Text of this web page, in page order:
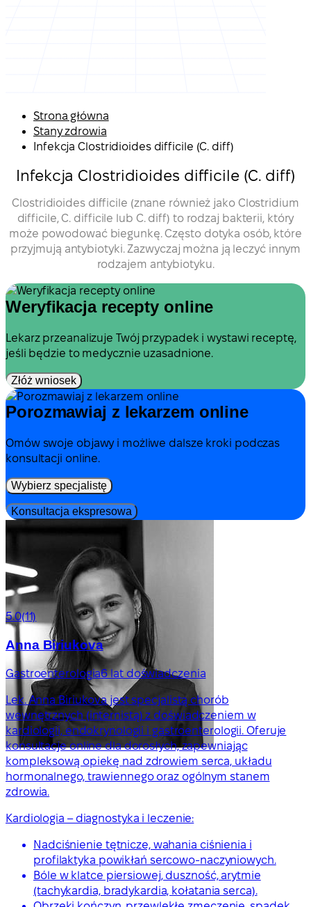
Strona główna
Stany zdrowia
Infekcja Clostridioides difficile (C. diff)
Infekcja Clostridioides difficile (C. diff)
Clostridioides difficile (znane również jako Clostridium
difficile, C. difficile lub C. diff) to rodzaj bakterii, który
może powodować biegunkę. Często dotyka osób, które
przyjmują antybiotyki. Zazwyczaj można ją leczyć innym
rodzajem antybiotyku.
Weryfikacja recepty online
Lekarz przeanalizuje Twój przypadek i wystawi receptę,
jeśli będzie to medycznie uzasadnione.
Złóż wniosek
Porozmawiaj z lekarzem online
Omów swoje objawy i możliwe dalsze kroki podczas
konsultacji online.
Wybierz specjalistę
Konsultacja ekspresowa
5.0(11)
Anna Biriukova
Gastroenterologia6 lat doświadczenia
Lek. Anna Biriukova jest specjalistą chorób
wewnętrznych (internistą) z doświadczeniem w
kardiologii, endokrynologii i gastroenterologii. Oferuje
konsultacje online dla dorosłych, zapewniając
kompleksową opiekę nad zdrowiem serca, układu
hormonalnego, trawiennego oraz ogólnym stanem
zdrowia.
Kardiologia – diagnostyka i leczenie:
Nadciśnienie tętnicze, wahania ciśnienia i
profilaktyka powikłań sercowo-naczyniowych.
Bóle w klatce piersiowej, duszność, arytmie
(tachykardia, bradykardia, kołatania serca).